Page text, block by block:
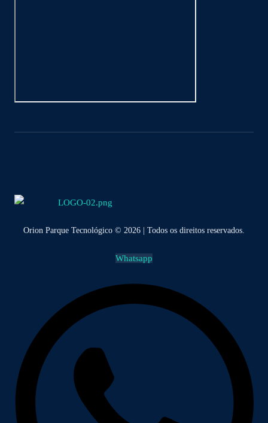
Orion Parque Tecnológico © 2026 | Todos os direitos reservados.
Whatsapp